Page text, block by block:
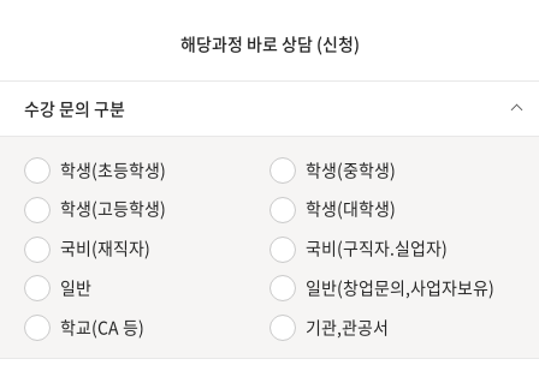
해당과정 바로 상담 (신청)
수강 문의 구분
학생(초등학생)
학생(중학생)
학생(고등학생)
학생(대학생)
국비(재직자)
국비(구직자.실업자)
일반
일반(창업문의,사업자보유)
학교(CA 등)
기관,관공서